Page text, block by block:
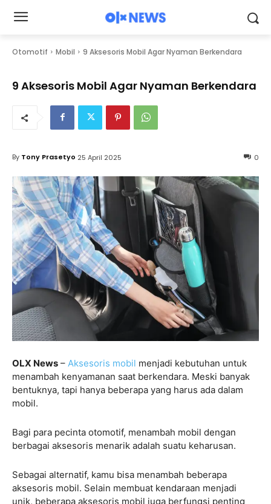
Otomotif Mobil 9 Aksesoris Mobil Agar Nyaman Berkendara
9 Aksesoris Mobil Agar Nyaman Berkendara
0
By Tony Prasetyo 25 April 2025
OLX News – Aksesoris mobil menjadi kebutuhan untuk
menambah kenyamanan saat berkendara. Meski banyak
bentuknya, tapi hanya beberapa yang harus ada dalam
mobil.
Bagi para pecinta otomotif, menambah mobil dengan
berbagai aksesoris menarik adalah suatu keharusan.
Sebagai alternatif, kamu bisa menambah beberapa
aksesoris mobil. Selain membuat kendaraan menjadi
unik, beberapa aksesoris mobil juga berfungsi penting